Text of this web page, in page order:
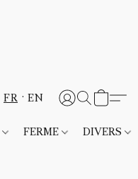
FR EN
FERME DIVERS